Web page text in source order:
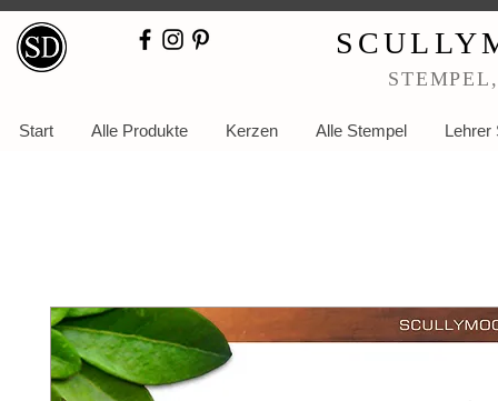
Start Alle Produkte Kerzen Alle Stempel Lehrer